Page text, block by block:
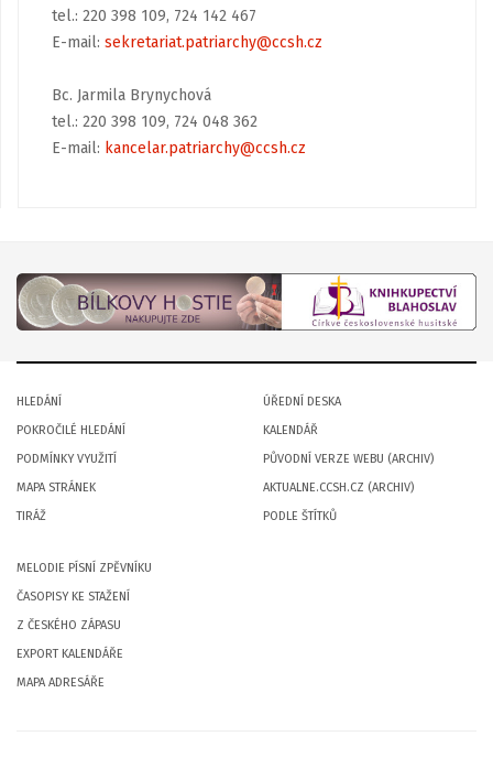
tel.: 220 398 109, 724 142 467
E-mail: sekretariat.patriarchy@ccsh.cz
Bc. Jarmila Brynychová
tel.: 220 398 109, 724 048 362
E-mail: kancelar.patriarchy@ccsh.cz
HLEDÁNÍ
POKROČILÉ HLEDÁNÍ
PODMÍNKY VYUŽITÍ
MAPA STRÁNEK
TIRÁŽ
ÚŘEDNÍ DESKA
KALENDÁŘ
PŮVODNÍ VERZE WEBU (ARCHIV)
AKTUALNE.CCSH.CZ (ARCHIV)
PODLE ŠTÍTKŮ
MELODIE PÍSNÍ ZPĚVNÍKU
ČASOPISY KE STAŽENÍ
Z ČESKÉHO ZÁPASU
EXPORT KALENDÁŘE
MAPA ADRESÁŘE